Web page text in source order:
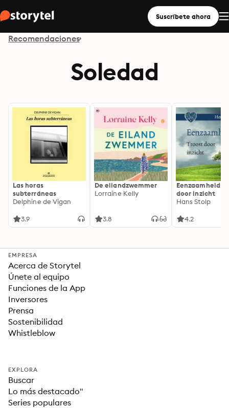
Suscríbete ahora
Recomendaciones
Soledad
Las horas
subterráneas
Delphine de Vigan
3.9
De eilandzwemmer
Lorraine Kelly
3.8
Eenzaamheid:
door inzicht
Hans Stolp
4.2
EMPRESA
Acerca de Storytel
Únete al equipo
Funciones de la App
Inversores
Prensa
Sostenibilidad
Whistleblow
EXPLORA
Buscar
Lo más destacado"
Series populares